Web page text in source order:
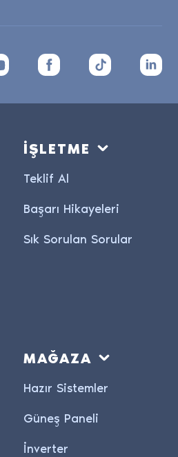
İŞLETME
Teklif Al
Başarı Hikayeleri
Sık Sorulan Sorular
MAĞAZA
Hazır Sistemler
Güneş Paneli
İnverter